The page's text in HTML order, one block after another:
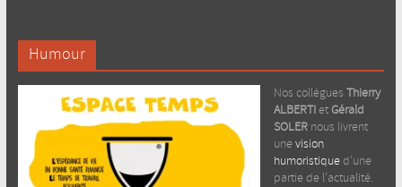
Humour
Nos collègues Thierry
ALBERTIet Gérald
SOLER nous livrent
une vision
humoristiqued’une
partie de l’actualité.